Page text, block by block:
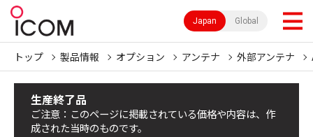
Japan Global
トップ 製品情報 オプション アンテナ 外部アンテナ
生産終了品
ご注意：このページに掲載されている価格や内容は、作
成された当時のものです。